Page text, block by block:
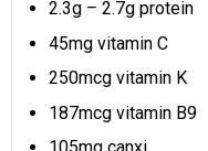
2.3g – 2.7g protein
45mg vitamin C
250mcg vitamin K
187mcg vitamin B9